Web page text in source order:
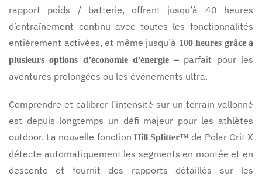
rapport poids / batterie, offrant jusqu’à 40 heures
d’entraînement continu avec toutes les fonctionnalités
entièrement activées, et même jusqu’à 100 heures grâce à
plusieurs options d’économie d'énergie– parfait pour les
aventures prolongées ou les événements ultra.
Comprendre et calibrer l’intensité sur un terrain vallonné
est depuis longtemps un défi majeur pour les athlètes
outdoor. La nouvelle fonction Hill Splitter™ de Polar Grit X
détecte automatiquement les segments en montée et en
descente et fournit des rapports détaillés sur les